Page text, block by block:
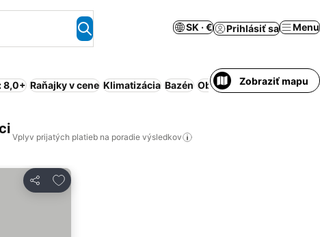
SK · € Prihlásiť sa Menu
8,0+ Raňajky v cene Klimatizácia Bazén Obsluhovaný apartmán
Zobraziť mapu
Vplyv prijatých platieb na poradie výsledkov
Zdieľať
Pridať do obľúbených